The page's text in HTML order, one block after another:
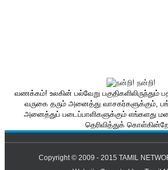
வணக்கம்! உலகின் பல்வேறு பகுதிகளிலிருந்தும்
வருகை தரும் அனைத்து வாசகர்களுக்கும்,
அனைத்துப் படைப்பாளிகளுக்கும் எங்களது
தெரிவித்துக்
Copyright © 2009 - 2015 TAMIL